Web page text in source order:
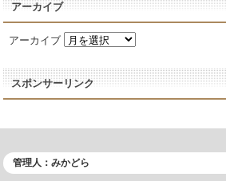
アーカイブ
アーカイブ
スポンサーリンク
管理人：みかどら